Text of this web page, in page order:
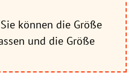
können die Größe
und die Größe